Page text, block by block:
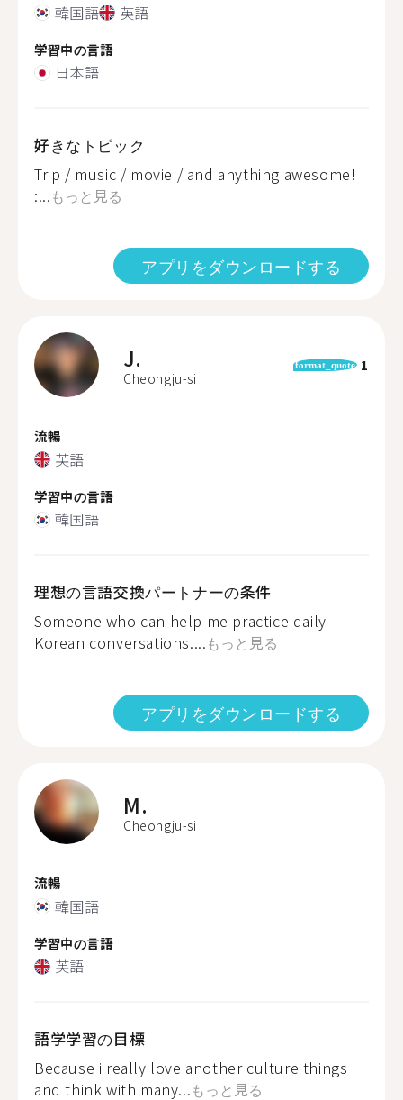
韓国語 英語
学習中の言語
日本語
好きなトピック
Trip / music / movie / and anything awesome!
:...もっと見る
アプリをダウンロードする
J.
Cheongju-si
format_quote 1
流暢
英語
学習中の言語
韓国語
理想の言語交換パートナーの条件
Someone who can help me practice daily
Korean conversations....もっと見る
アプリをダウンロードする
M.
Cheongju-si
流暢
韓国語
学習中の言語
英語
語学学習の目標
Because i really love another culture things
and think with many...もっと見る